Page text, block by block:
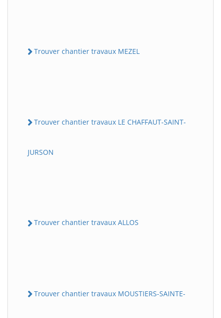
Trouver chantier travaux MEZEL
Trouver chantier travaux LE CHAFFAUT-SAINT-
JURSON
Trouver chantier travaux ALLOS
Trouver chantier travaux MOUSTIERS-SAINTE-